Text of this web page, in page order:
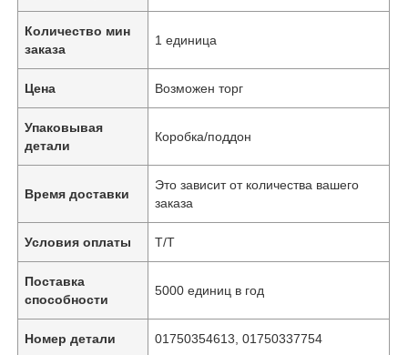
Количество мин
заказа
1 единица
Цена Возможен торг
Упаковывая
детали
Коробка/поддон
Время доставки
Это зависит от количества вашего
заказа
Условия оплаты Т/Т
Поставка
способности
5000 единиц в год
Номер детали 01750354613, 01750337754